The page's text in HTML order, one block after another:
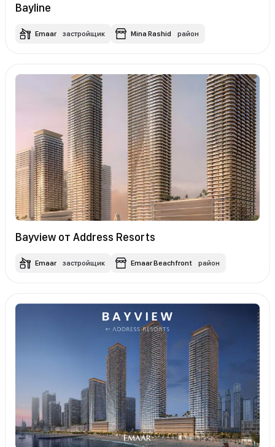
Bayline
Emaar застройщик Mina Rashid район
Bayview от Address Resorts
Emaar застройщик Emaar Beachfront район